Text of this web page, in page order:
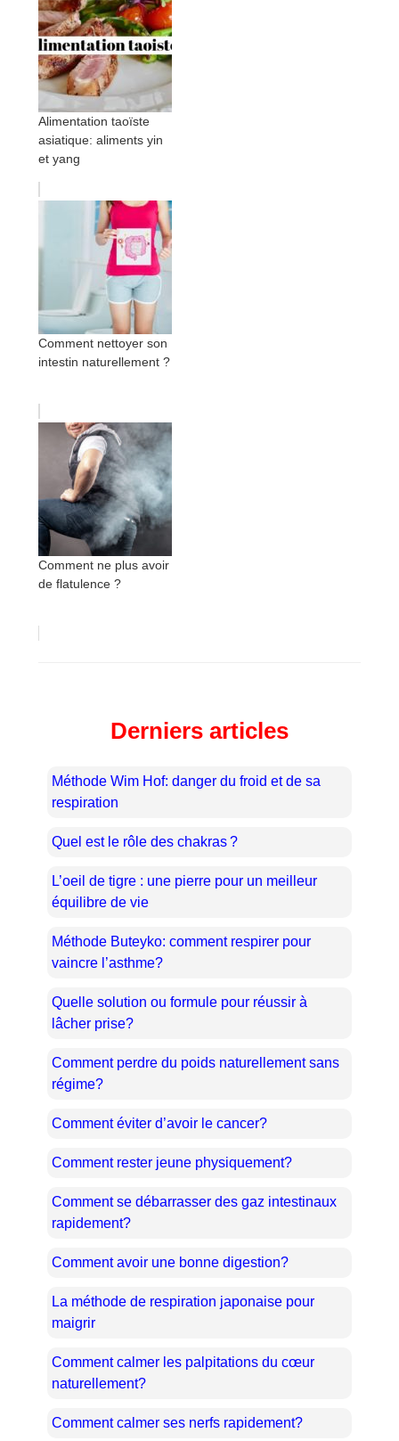
Alimentation taoïste
asiatique: aliments yin
et yang
Comment nettoyer son
intestin naturellement ?
Comment ne plus avoir
de flatulence ?
Derniers articles
Méthode Wim Hof: danger du froid et de sa
respiration
Quel est le rôle des chakras ?
L’oeil de tigre : une pierre pour un meilleur
équilibre de vie
Méthode Buteyko: comment respirer pour
vaincre l’asthme?
Quelle solution ou formule pour réussir à
lâcher prise?
Comment perdre du poids naturellement sans
régime?
Comment éviter d’avoir le cancer?
Comment rester jeune physiquement?
Comment se débarrasser des gaz intestinaux
rapidement?
Comment avoir une bonne digestion?
La méthode de respiration japonaise pour
maigrir
Comment calmer les palpitations du cœur
naturellement?
Comment calmer ses nerfs rapidement?